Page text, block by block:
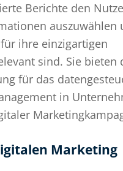
Berichte den
auszuwählen
ihre einzigartigen
sind. Sie bieten
für das
in
Marketing